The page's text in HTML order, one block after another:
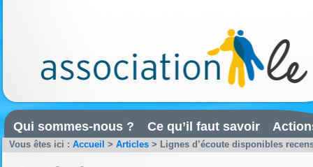
Qui sommes-nous ? Ce qu’il faut savoir
Vous êtes ici : Accueil > Articles > Lignes d’écoute disponibles